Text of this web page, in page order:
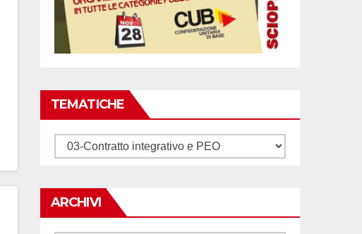
TEMATICHE
Tematiche
ARCHIVI